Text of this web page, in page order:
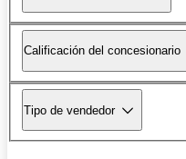
Calificación del concesionario
Tipo de vendedor